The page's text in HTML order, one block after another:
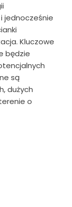
jednocześnie
Kluczowe
będzie
są
dużych
o